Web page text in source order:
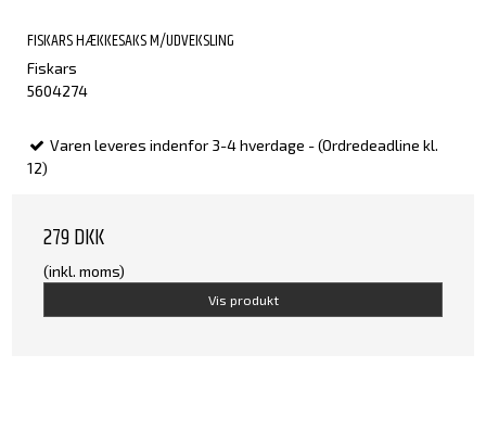
FISKARS HÆKKESAKS M/UDVEKSLING
Fiskars
5604274
Varen leveres indenfor 3-4 hverdage - (Ordredeadline kl.
12)
279 DKK
(inkl. moms)
Vis produkt